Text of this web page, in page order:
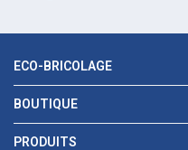
ECO-BRICOLAGE
BOUTIQUE
PRODUITS